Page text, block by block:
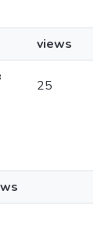
views
25